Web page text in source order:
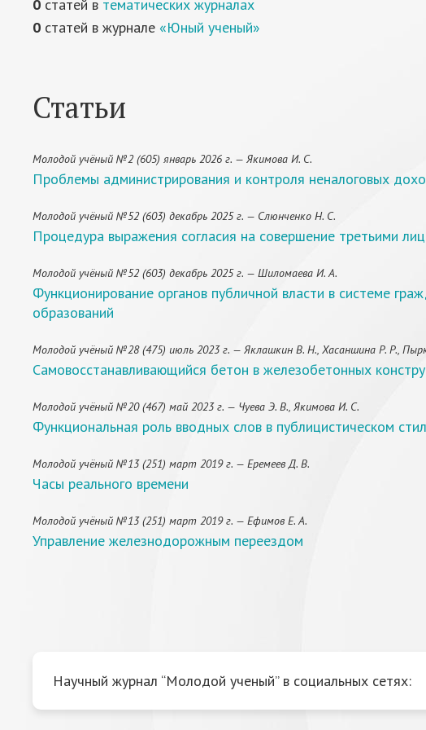
0 статей в тематических журналах
0 статей в журнале «Юный ученый»
Статьи
Молодой учёный №2 (605) январь 2026 г. — Якимова И. С.
Проблемы администрирования и контроля неналоговых
Молодой учёный №52 (603) декабрь 2025 г. — Слюнченко Н. С.
Процедура выражения согласия на совершение третьими
Молодой учёный №52 (603) декабрь 2025 г. — Шиломаева И. А.
Функционирование органов публичной власти в системе
образований
Молодой учёный №28 (475) июль 2023 г. — Яклашкин В. Н., Хасаншина Р. Р.,
Самовосстанавливающийся бетон в железобетонных
Молодой учёный №20 (467) май 2023 г. — Чуева Э. В., Якимова И. С.
Функциональная роль вводных слов в публицистическом
Молодой учёный №13 (251) март 2019 г. — Еремеев Д. В.
Часы реального времени
Молодой учёный №13 (251) март 2019 г. — Ефимов Е. А.
Управление железнодорожным переездом
Научный журнал “Молодой ученый” в социальных сетях: